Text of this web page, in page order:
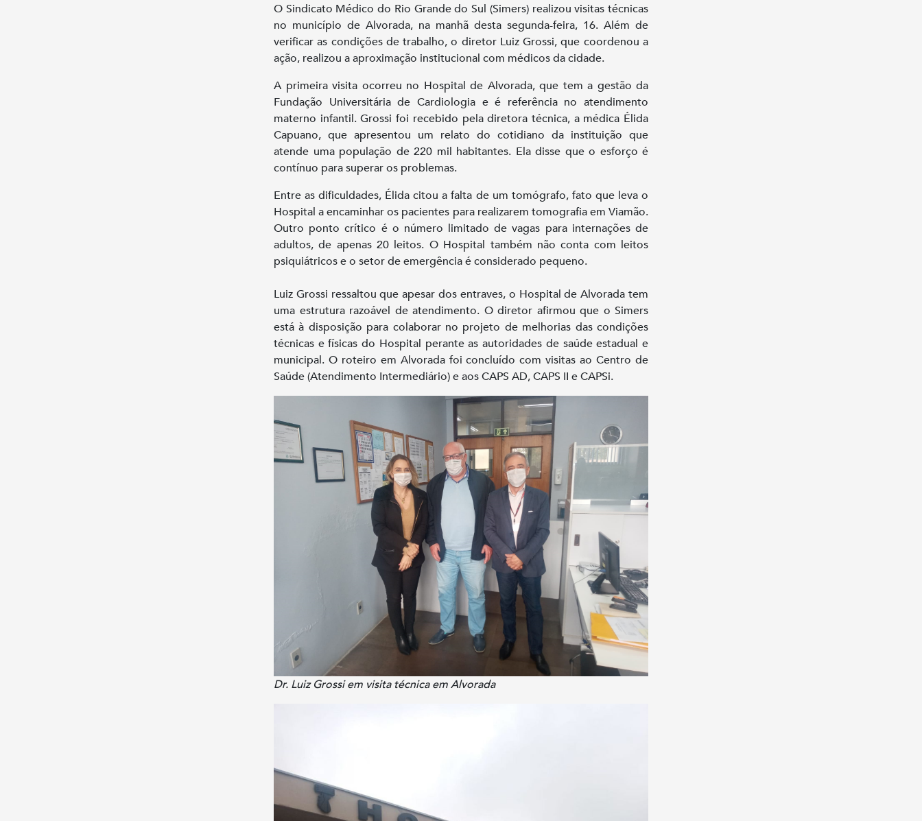
O Sindicato Médico do Rio Grande do Sul (Simers) realizou visitas técnicas
no município de Alvorada, na manhã desta segunda-feira, 16. Além de
verificar as condições de trabalho, o diretor Luiz Grossi, que coordenou a
ação, realizou a aproximação institucional com médicos da cidade.
A primeira visita ocorreu no Hospital de Alvorada, que tem a gestão da
Fundação Universitária de Cardiologia e é referência no atendimento
materno infantil. Grossi foi recebido pela diretora técnica, a médica Élida
Capuano, que apresentou um relato do cotidiano da instituição que
atende uma população de 220 mil habitantes. Ela disse que o esforço é
contínuo para superar os problemas.
Entre as dificuldades, Élida citou a falta de um tomógrafo, fato que leva o
Hospital a encaminhar os pacientes para realizarem tomografia em Viamão.
Outro ponto crítico é o número limitado de vagas para internações de
adultos, de apenas 20 leitos. O Hospital também não conta com leitos
psiquiátricos e o setor de emergência é considerado pequeno.
Luiz Grossi ressaltou que apesar dos entraves, o Hospital de Alvorada tem
uma estrutura razoável de atendimento. O diretor afirmou que o Simers
está à disposição para colaborar no projeto de melhorias das condições
técnicas e físicas do Hospital perante as autoridades de saúde estadual e
municipal. O roteiro em Alvorada foi concluído com visitas ao Centro de
Saúde (Atendimento Intermediário) e aos CAPS AD, CAPS II e CAPSi.
Dr. Luiz Grossi em visita técnica em Alvorada